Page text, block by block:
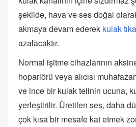
şekilde, hava ve ses doğal
akmaya devam ederek kulak
azalacaktır.
Normal işitme cihazlarının
hoparlörü veya alıcısı
ve ince bir kulak telinin ucuna,
yerleştirilir. Üretilen ses, daha
çok kısa bir mesafe kat etmek